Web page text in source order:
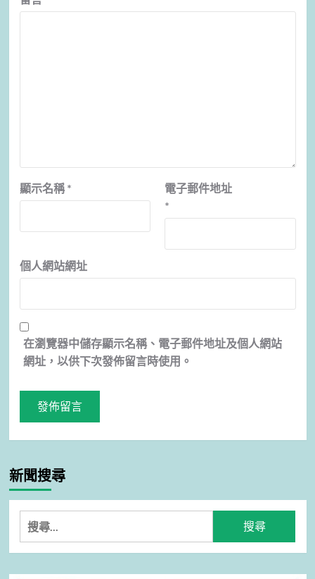
顯示名稱 *
電子郵件地址
*
個人網站網址
在瀏覽器中儲存顯示名稱、電子郵件地址及個人網站
網址，以供下次發佈留言時使用。
新聞搜尋
搜
尋
關
鍵